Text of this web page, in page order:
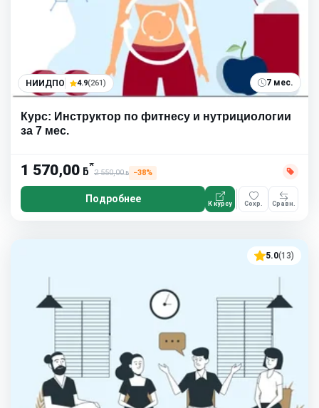
НИИДПО 4.9(261) 7 мес.
Курс: Инструктор по фитнесу и нутрициологии
за 7 мес.
1 570,00 ƃ*
2 550,00ƃ −38%
Подробнее К курсу Сохр. Сравн.
5.0(13)